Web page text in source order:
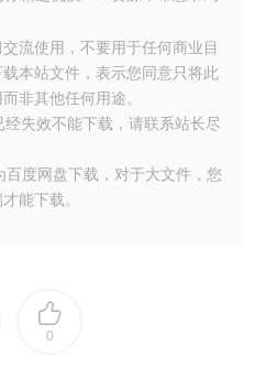
流使用，不要用于任何商业目
本站文件，表示您同意只将此
非其他任何用途。
失效不能下载，请联系站长尽
度网盘下载，对于大文件，您
能下载。
0